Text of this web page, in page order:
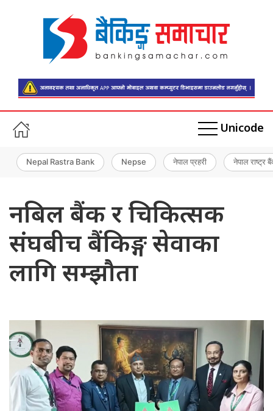
Unicode
Nepal Rastra Bank Nepse नेपाल प्रहरी नेपाल राष्ट्र
नबिल बैंक र चिकित्सक
संघबीच बैंकिङ्ग सेवाका
लागि सम्झौता